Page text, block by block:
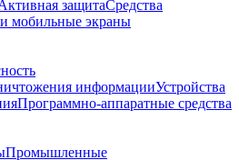
защитаСредства
мобильные экраны
информацииУстройства
Программно-аппаратные средства
Промышленные